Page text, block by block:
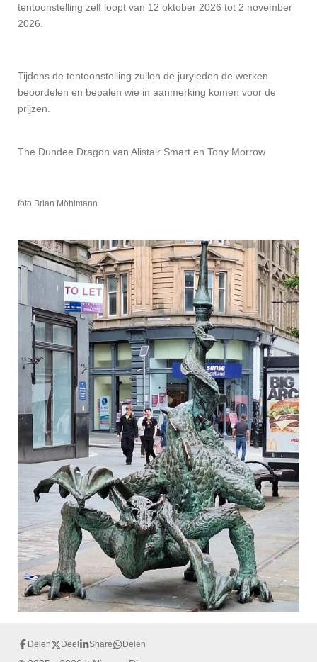
tentoonstelling zelf loopt van 12 oktober 2026 tot 2 november
2026.
Tijdens de tentoonstelling zullen de juryleden de werken
beoordelen en bepalen wie in aanmerking komen voor de
prijzen.
The Dundee Dragon van Alistair Smart en Tony Morrow
foto Brian Möhlmann
Delen Deel Share Delen